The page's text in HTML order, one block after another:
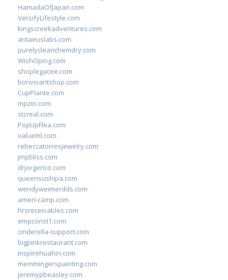
HamadaOfJapan.com
VersifyLifestyle.com
kingscreekadventures.com
antaeuslabs.com
purelycleanchemdry.com
WishOping.com
shoplegacee.com
bonvivantshop.com
CupPlante.com
mpzin.com
stcreal.com
PopUpFlea.com
valueml.com
rebeccatorresjewelry.com
jmpbliss.com
drjorgerico.com
queensushipa.com
wendyweimerdds.com
ameri-camp.com
hrsreceivables.com
empconst1.com
cinderella-support.com
bigpinkrestaurant.com
inspirehuahin.com
memmingerspainting.com
jeremypbeasley.com